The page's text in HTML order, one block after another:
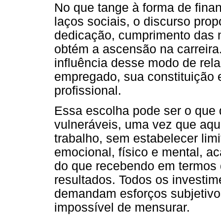
No que tange à forma de
laços sociais, o discurso
dedicação, cumprimento das
obtém a ascensão na
influência desse modo de
empregado, sua constituição
profissional.
Essa escolha pode ser o
vulneráveis, uma vez que
trabalho, sem estabelecer
emocional, físico e mental,
do que recebendo em
resultados. Todos os
demandam esforços
impossível de mensurar.